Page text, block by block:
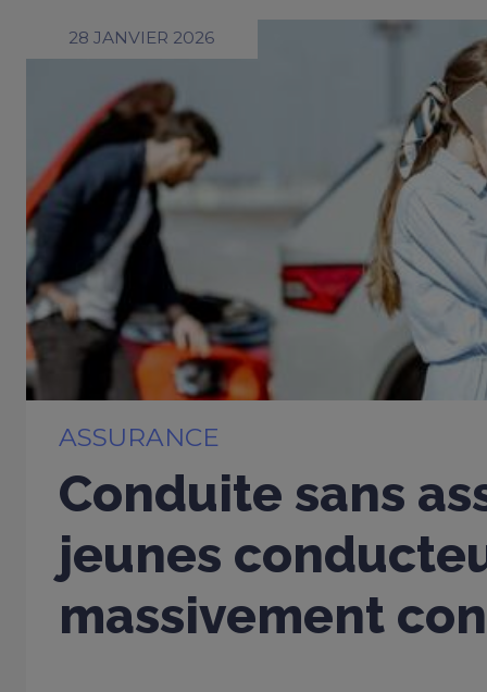
28 JANVIER 2026
ASSURANCE
Conduite sans
jeunes
massivement